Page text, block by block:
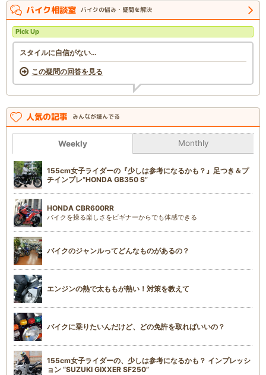
バイク相談室 バイクの悩み・疑問を解決
Pick Up
スタイルに自信がない…
この疑問の回答を見る
人気の記事 みんなが読んでる
Weekly Monthly
155cm女子ライダーの『少しは参考になるかも？』足つき＆プ
チインプレ“HONDA GB350 S”
HONDA CBR600RR
バイクを操る楽しさをビギナーからでも体感できる
バイクのジャンルってどんなものがあるの？
エンジンの熱で太ももが熱い！対策を教えて
バイクに乗りたいんだけど、どの免許を取ればいいの？
155cm女子ライダーの、少しは参考になるかも？ インプレッシ
ョン “SUZUKI GIXXER SF250”